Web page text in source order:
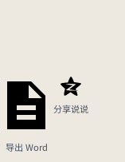
导出 Word
分享说说